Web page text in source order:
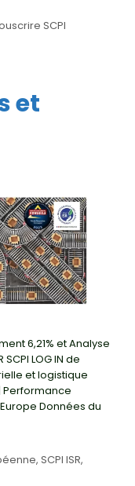
SCPI
et
6,21% et Analyse
SCPI LOG IN de
et logistique
Performance
Données du
, SCPI ISR,